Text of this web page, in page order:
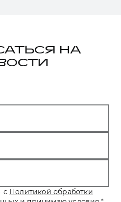
НА
с Политикой обработки